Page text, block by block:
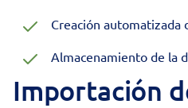
Creación automatizada
Almacenamiento de la
Importación